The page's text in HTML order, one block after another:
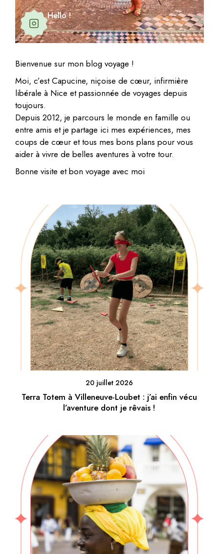
Hello !
Bienvenue sur mon blog voyage !
Moi, c’est Capucine, niçoise de cœur, infirmière
libérale à Nice et passionnée de voyages depuis
toujours.
Depuis 2012, je parcours le monde en famille ou
entre amis et je partage ici mes expériences, mes
coups de cœur et tous mes bons plans pour vous
aider à vivre de belles aventures à votre tour.
Bonne visite et bon voyage avec moi
20 juillet 2026
Terra Totem à Villeneuve-Loubet : j’ai enfin vécu
l’aventure dont je rêvais !